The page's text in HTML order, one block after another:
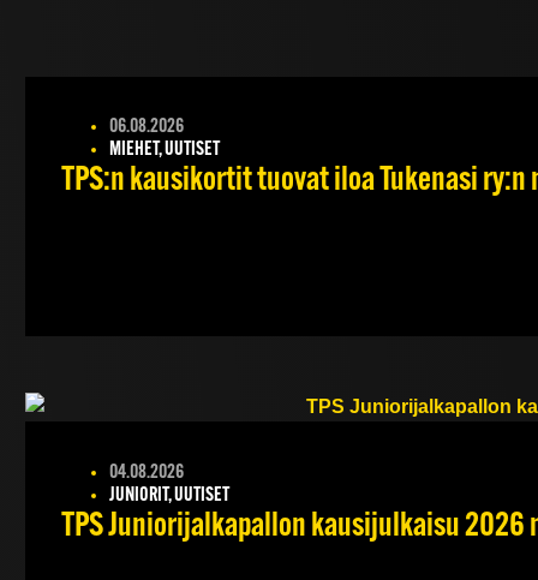
06.08.2026
MIEHET, UUTISET
TPS:n kausikortit tuovat iloa Tukenasi
04.08.2026
JUNIORIT, UUTISET
TPS Juniorijalkapallon kausijulkaisu 2026